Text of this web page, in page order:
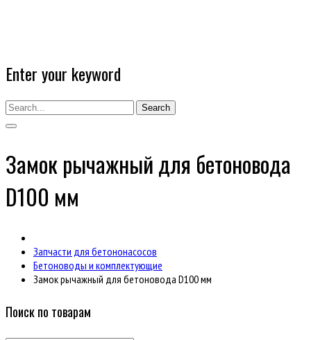
Enter your keyword
Search
Замок рычажный для бетоновода
D100 мм
Запчасти для бетононасосов
Бетоноводы и комплектующие
Замок рычажный для бетоновода D100 мм
Поиск по товарам